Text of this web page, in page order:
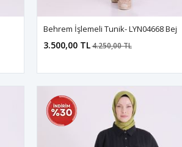
Behrem İşlemeli Tunik- LYN04668 Bej
3.500,00 TL4.250,00 TL